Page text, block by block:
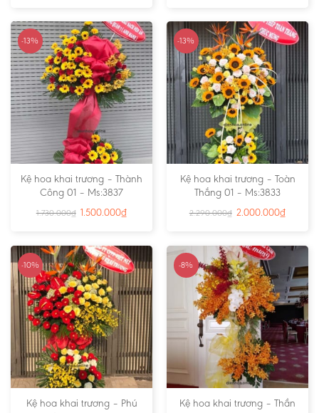
-13%
Kệ hoa khai trương – Thành
Công 01 – Ms:3837
1.730.000₫ 1.500.000₫
-13%
Kệ hoa khai trương – Toàn
Thắng 01 – Ms:3833
2.290.000₫ 2.000.000₫
-10%
Kệ hoa khai trương – Phú
-8%
Kệ hoa khai trương – Thần